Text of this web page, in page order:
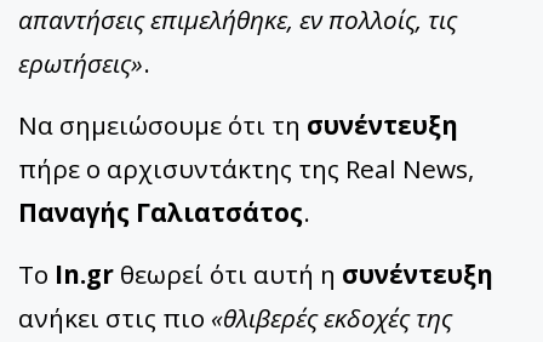
απαντήσεις επιμελήθηκε, εν πολλοίς, τις
ερωτήσεις».
Να σημειώσουμε ότι τη συνέντευξη
πήρε ο αρχισυντάκτης της Real News,
Παναγής Γαλιατσάτος.
Το In.gr θεωρεί ότι αυτή η συνέντευξη
ανήκει στις πιο «θλιβερές εκδοχές της